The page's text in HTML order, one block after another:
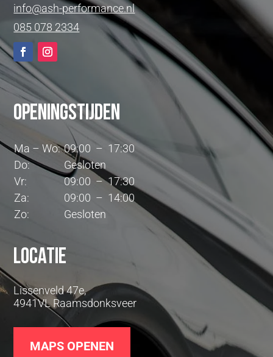
info@ash-performance.nl
085 078 2334
Openingstijden
Ma – Wo: 09:00 – 17:30
Do:
Gesloten
Vr:
09:00 – 17:30
Za:
09:00 – 14:00
Zo:
Gesloten
Locatie
Lissenveld 47e,
4941VL Raamsdonksveer
MAPS OPENEN